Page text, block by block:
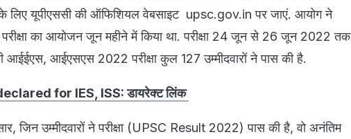
यूपीएससी की ऑफिशियल वेबसाइट upsc.gov.in पर जाएं. आयोग ने
का आयोजन जून महीने में किया था. परीक्षा 24 जून से 26 जून 2022 तक
आईईएस, आईएसएस 2022 परीक्षा कुल 127 उम्मीदवारों ने पास की है.
for IES, ISS: डायरेक्ट लिंक
जिन उम्मीदवारों ने परीक्षा (UPSC Result 2022) पास की है, वो अनंतिम